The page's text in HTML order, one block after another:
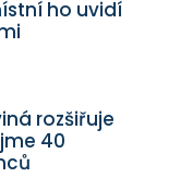
ho uvidí
rozšiřuje
40